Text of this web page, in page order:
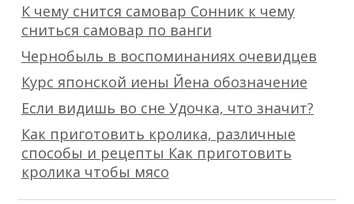
К чему снится самовар Сонник к чему
сниться самовар по ванги
Чернобыль в воспоминаниях очевидцев
Курс японской иены Йена обозначение
Если видишь во сне Удочка, что значит?
Как приготовить кролика, различные
способы и рецепты Как приготовить
кролика чтобы мясо